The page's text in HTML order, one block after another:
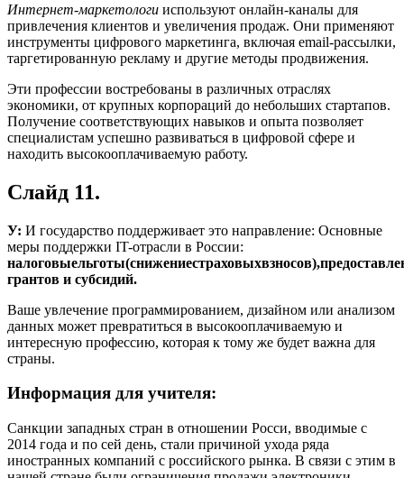
Интернет-маркетологи используют онлайн-каналы для
привлечения клиентов и увеличения продаж. Они применяют
инструменты цифрового маркетинга, включая email-рассылки,
таргетированную рекламу и другие методы продвижения.
Эти профессии востребованы в различных отраслях
экономики, от крупных корпораций до небольших стартапов.
Получение соответствующих навыков и опыта позволяет
специалистам успешно развиваться в цифровой сфере и
находить высокооплачиваемую работу.
Слайд 11.
У: И государство поддерживает это направление: Основные
меры поддержки IT-отрасли в России:
налоговыельготы(снижениестраховыхвзносов),
грантов и субсидий.
Ваше увлечение программированием, дизайном или анализом
данных может превратиться в высокооплачиваемую и
интересную профессию, которая к тому же будет важна для
страны.
Информация для учителя:
Санкции западных стран в отношении Росси, вводимые с
2014 года и по сей день, стали причиной ухода ряда
иностранных компаний с российского рынка. В связи с этим в